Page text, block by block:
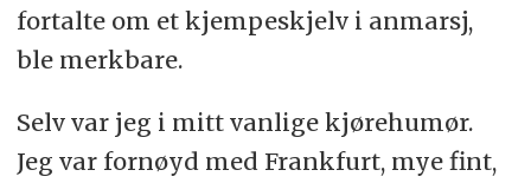
fortalte om et kjempeskjelv i anmarsj,
ble merkbare.
Selv var jeg i mitt vanlige kjørehumør.
Jeg var fornøyd med Frankfurt, mye fint,